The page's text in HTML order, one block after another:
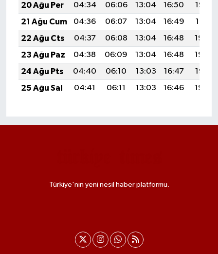
20 Ağu Per
04:34 06:06 13:04 16:50
19:53
21 Ağu Cum
04:36 06:07 13:04 16:49
19:51
22 Ağu Cts
04:37 06:08 13:04 16:48
19:50
23 Ağu Paz
04:38 06:09 13:04 16:48
19:49
24 Ağu Pts
04:40 06:10 13:03 16:47
19:47
25 Ağu Sal
04:41 06:11 13:03 16:46 19:46
Türkiye'nin yeni nesil haber platformu.